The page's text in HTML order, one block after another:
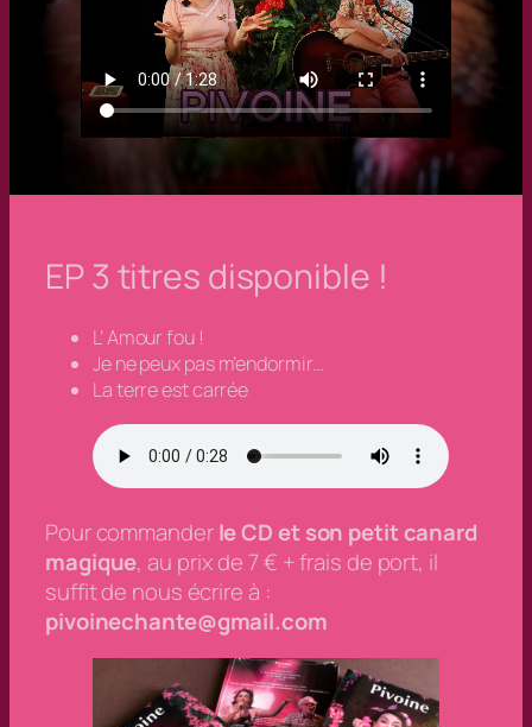
EP 3 titres disponible !
L’ Amour fou !
Je ne peux pas m’endormir…
La terre est carrée
Pour commanderle CD et son petit canard
magique, au prix de 7 € + frais de port, il
suffit de nous écrire à :
pivoinechante@gmail.com